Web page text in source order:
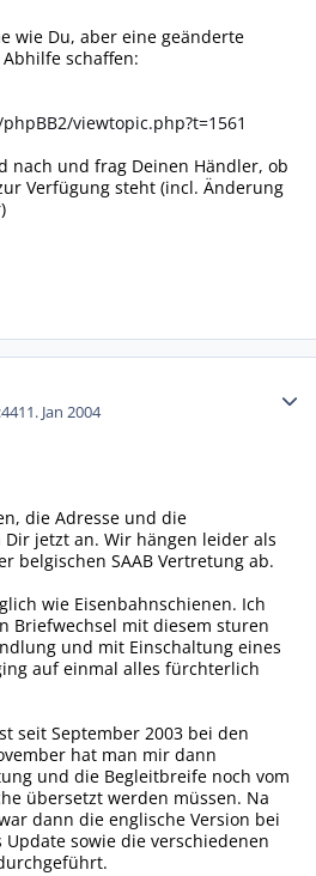
wie Du, aber eine geänderte
schaffen:
viewtopic.php?t=1561
nach und frag Deinen Händler, ob
Verfügung steht (incl. Änderung
11. Jan 2004
die Adresse und die
jetzt an. Wir hängen leider als
belgischen SAAB Vertretung ab.
wie Eisenbahnschienen. Ich
Briefwechsel mit diesem sturen
und mit Einschaltung eines
auf einmal alles fürchterlich
seit September 2003 bei den
hat man mir dann
und die Begleitbreife noch vom
übersetzt werden müssen. Na
dann die englische Version bei
sowie die verschiedenen